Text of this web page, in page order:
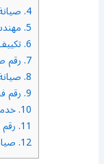
4.
5.
6.
7. رقم
8.
9. رقم
10.
11.
12.